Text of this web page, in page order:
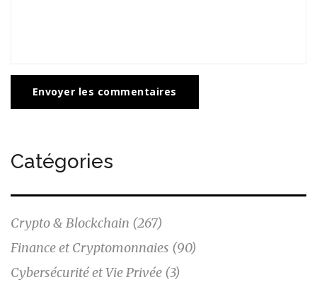
Envoyer les commentaires
Catégories
Crypto & Blockchain (267)
Finance et Cryptomonnaies (90)
Cybersécurité et Vie Privée (3)